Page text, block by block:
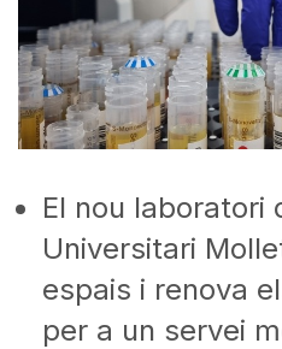
El nou laboratori
Universitari
espais i renova
per a un servei